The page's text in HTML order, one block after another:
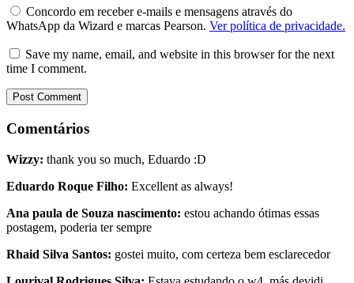
Concordo em receber e-mails e mensagens através do
WhatsApp da Wizard e marcas Pearson. Ver política de privacidade.
Save my name, email, and website in this browser for the next
time I comment.
Comentários
Wizzy: thank you so much, Eduardo :D
Eduardo Roque Filho: Excellent as always!
Ana paula de Souza nascimento: estou achando ótimas essas
postagem, poderia ter sempre
Rhaid Silva Santos: gostei muito, com certeza bem esclarecedor